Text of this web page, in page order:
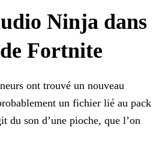
Ninja dans
Fortnite
ont trouvé un nouveau
un fichier lié au pack
du son d’une pioche, que l’on